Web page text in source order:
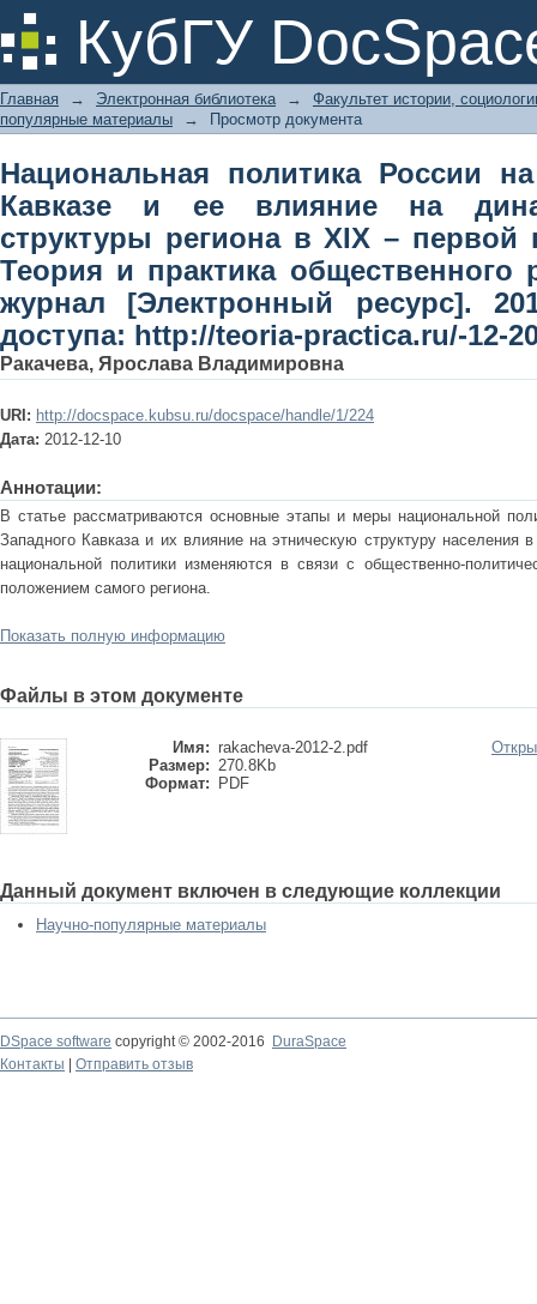
КубГУ
Национальная политика России на
динамику этнической структуры
Теория и практика
ресурс]. 2012. № 12. Режим доступа:
Главная → Электронная библиотека →
Факультет истории,
популярные материалы
→ Просмотр документа
Национальная политика России
Кавказе и ее влияние на
структуры региона в XIX –
Теория и практика общественного
журнал [Электронный ресурс].
доступа: http://teoria-practica.ru/-12-
Ракачева, Ярослава Владимировна
URI: http://docspace.kubsu.ru/docspace/handle/1/224
Дата: 2012-12-10
Аннотации:
В статье рассматриваются основные этапы и меры национальной
Западного Кавказа и их влияние на этническую структуру населения
национальной политики изменяются в связи с общественно-
положением самого региона.
Показать полную информацию
Файлы в этом документе
Имя: rakacheva-2012-2.pdf
Размер: 270.8Kb
Формат:
PDF
Данный документ включен в следующие коллекции
Научно-популярные материалы
DSpace software copyright © 2002-2016
DuraSpace
Контакты
Отправить отзыв